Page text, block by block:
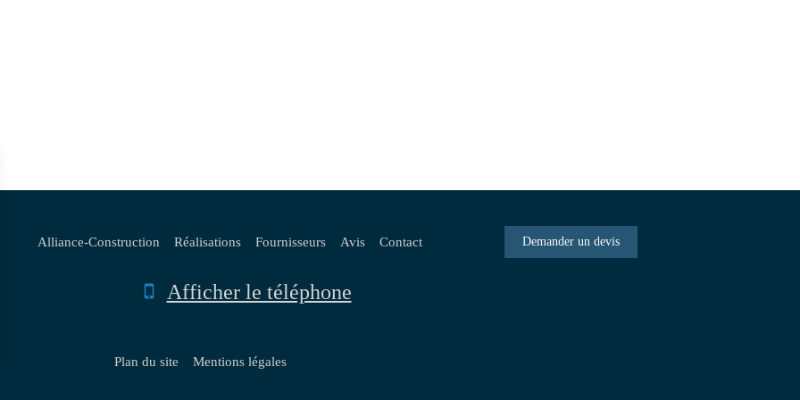
Alliance-Construction Réalisations Fournisseurs Avis Contact
Afficher le téléphone
Demander un devis
Plan du site Mentions légales
la conformité avec les réglementations. Personnalisez vos préférences pour contrôler la manière dont vos informations sont manipulées.